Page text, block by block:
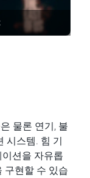
물론 연기, 불
시스템. 힘 기
션을 자유롭
구현할 수 있습